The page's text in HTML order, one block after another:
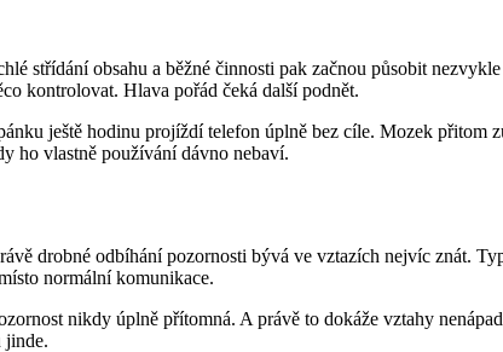
střídání obsahu a běžné činnosti pak začnou působit
kontrolovat. Hlava pořád čeká další podnět.
ještě hodinu projíždí telefon úplně bez cíle. Mozek přitom
ho vlastně používání dávno nebaví.
drobné odbíhání pozornosti bývá ve vztazích nejvíc znát.
normální komunikace.
nikdy úplně přítomná. A právě to dokáže vztahy
jinde.